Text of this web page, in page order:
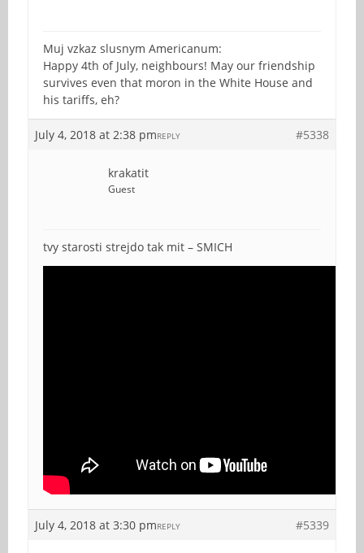
Muj vzkaz slusnym Americanum:
Happy 4th of July, neighbours! May our friendship
survives even that moron in the White House and
his tariffs, eh?
July 4, 2018 at 2:38 pm #5338
REPLY
krakatit
Guest
tvy starosti strejdo tak mit – SMICH
July 4, 2018 at 3:30 pm #5339
REPLY